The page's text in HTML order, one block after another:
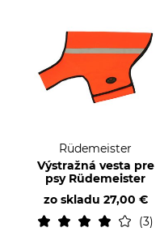
Rüdemeister
Výstražná vesta pre
psy Rüdemeister
zo skladu 27,00 €
3